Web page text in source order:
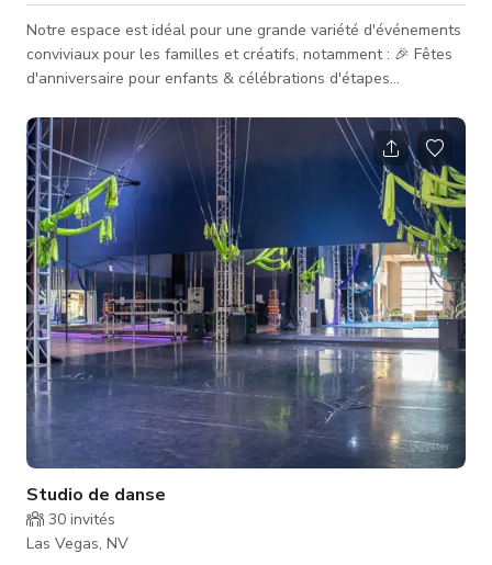
Notre espace est idéal pour une grande variété d'événements
conviviaux pour les familles et créatifs, notamment : 🎉 Fêtes
d'anniversaire pour enfants & célébrations d'étapes
tout-petits 🎨 Ateliers d'artisanat, jeux sensoriels et cours
maman-enfant 📸 Séances photo, création de contenu et
collaborations de marque 🧘‍♀️ Événements bien-être pour
parents, rencontres et petits cours en groupe 🧑‍🤝‍🧑
Studio de danse
30 invités
Las Vegas, NV